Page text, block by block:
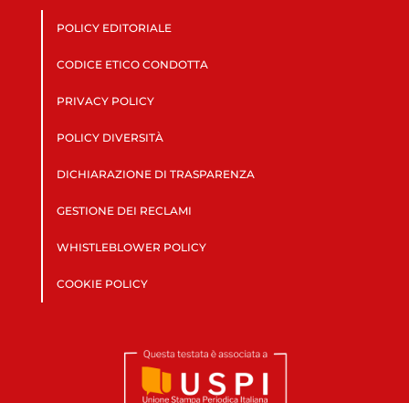
POLICY EDITORIALE
CODICE ETICO CONDOTTA
PRIVACY POLICY
POLICY DIVERSITÀ
DICHIARAZIONE DI TRASPARENZA
GESTIONE DEI RECLAMI
WHISTLEBLOWER POLICY
COOKIE POLICY